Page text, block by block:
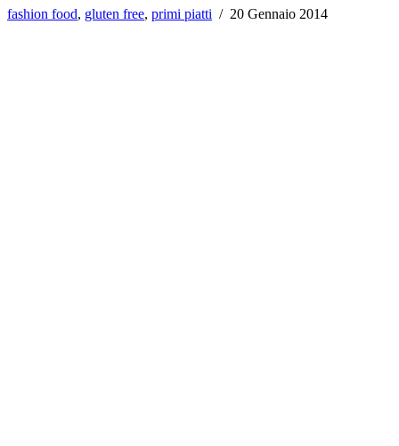
fashion food, gluten free, primi piatti / 20 Gennaio 2014